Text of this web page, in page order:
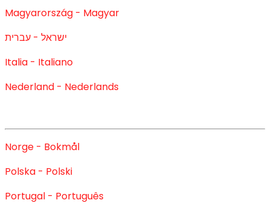
Magyarország - Magyar
ישראל - עברית
Italia - Italiano
Nederland - Nederlands
Norge - Bokmål
Polska - Polski
Portugal - Português